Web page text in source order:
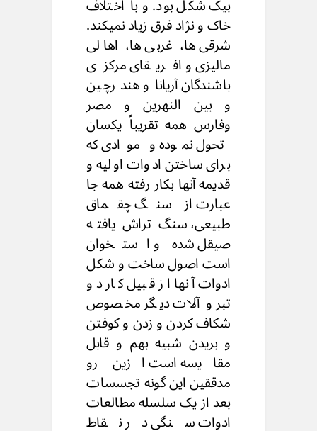
خاک و نژاد فرق زیاد نمیکند.
شرقی ها، غربی ها، اهالی
مالیزی و افریقای مرکزی
باشندگان آریانا و هند رچین
و بین النهرین و مصر
وفارس همه تقریباً یکسان
تحول نموده و موادی که
برای ساختن ادوات اولیه و
قدیمه آنها بکار رفته همه جا
عبارت از سنگ چقماق
طبیعی، سنگ تراش یافته
صیقل شده و استخوان
است اصول ساخت و شکل
ادوات آنها از قبیل کار دو
تبر و آلات دیگر مخصوص
شکاف کردن و زدن و کوفتن
و بریدن شبیه بهم و قابل
مقایسه است ازین رو
مدققین این گونه تجسسات
بعد از یک سلسله مطالعات
ادوات سنگی در نقاط